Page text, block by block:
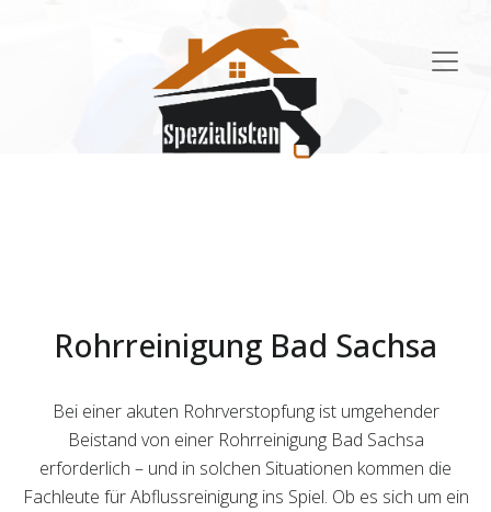
Rohrreinigung Bad Sachsa
Bei einer akuten Rohrverstopfung ist umgehender
Beistand von einer Rohrreinigung Bad Sachsa
erforderlich – und in solchen Situationen kommen die
Fachleute für Abflussreinigung ins Spiel. Ob es sich um ein